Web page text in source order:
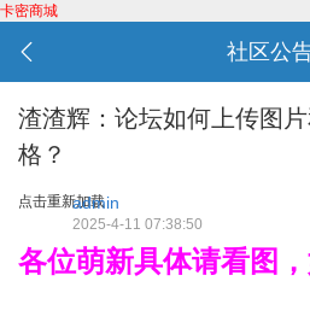
卡密商城
社区公
渣渣辉：论坛如何上传图
格？
点击重新加载
admin
2025-4-11 07:38:50
各位萌新具体请看图，